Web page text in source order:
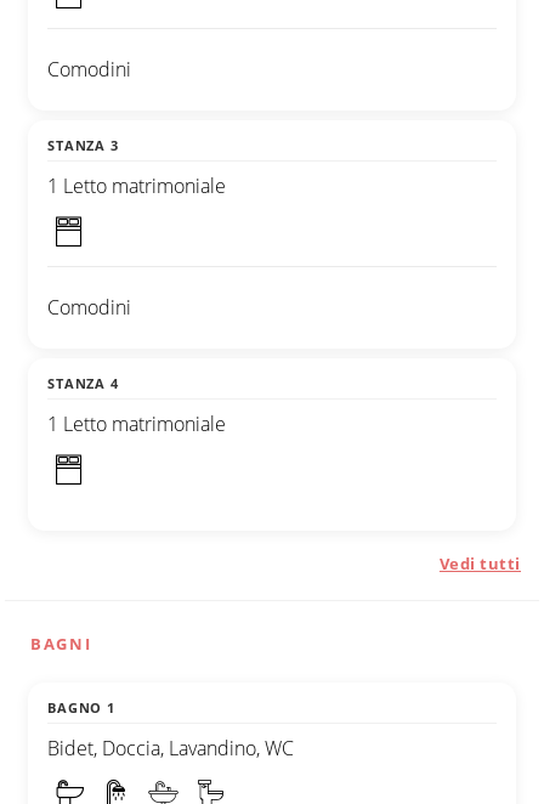
Comodini
STANZA 3
1 Letto matrimoniale
Comodini
STANZA 4
1 Letto matrimoniale
Vedi tutti
BAGNI
BAGNO 1
Bidet, Doccia, Lavandino, WC